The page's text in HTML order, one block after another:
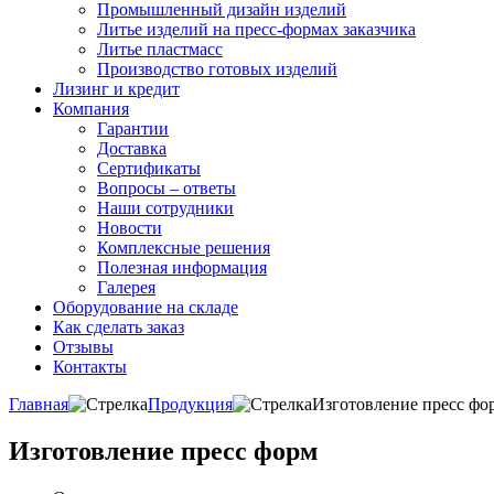
Промышленный дизайн изделий
Литье изделий на пресс-формах заказчика
Литье пластмасс
Производство готовых изделий
Лизинг и кредит
Компания
Гарантии
Доставка
Сертификаты
Вопросы – ответы
Наши сотрудники
Новости
Комплексные решения
Полезная информация
Галерея
Оборудование на складе
Как сделать заказ
Отзывы
Контакты
Главная
Продукция Изготовление пресс
Изготовление пресс форм